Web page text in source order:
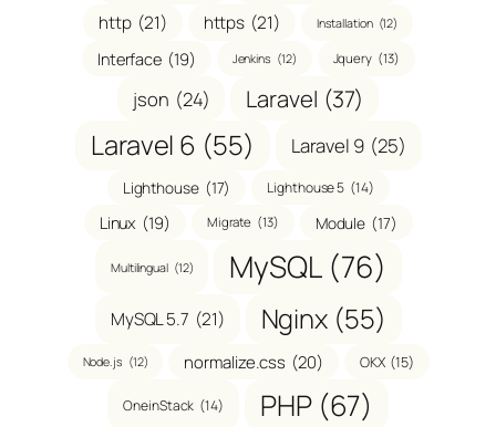
http (21) https (21) Installation (12)
Interface (19) Jenkins (12) Jquery (13)
json (24) Laravel (37)
Laravel 6 (55) Laravel 9 (25)
Lighthouse (17) Lighthouse 5 (14)
Linux (19) Migrate (13) Module (17)
Multilingual (12) MySQL (76)
MySQL 5.7 (21) Nginx (55)
Node.js (12) normalize.css (20) OKX (15)
OneinStack (14) PHP (67)